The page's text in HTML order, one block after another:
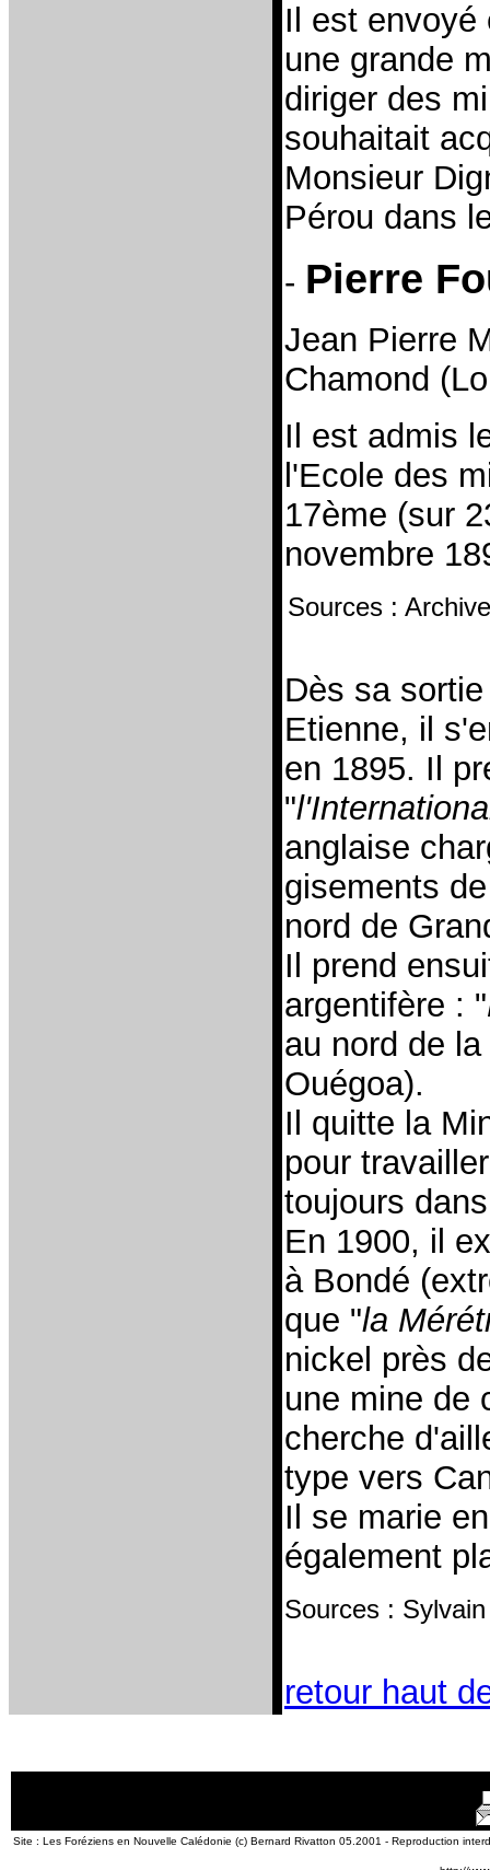
Il est envoyé
une grande
diriger des
souhaitait
Monsieur
Pérou dans
- Pierre
Jean Pierre
Chamond
Il est admis
l'Ecole des
17ème (sur
novembre
Sources :
Dès sa
Etienne, il
en 1895. Il
"
anglaise
gisements
nord de
Il prend
argentifère : "
au nord de
Ouégoa).
Il quitte la
pour
toujours
En 1900, il
à Bondé
que "la
nickel près
une mine de
cherche
type vers
Il se marie
également
Sources :
retour haut
Site : Les Foréziens en Nouvelle Calédonie (c) Bernard Rivatton 05.2001 - Reproduction